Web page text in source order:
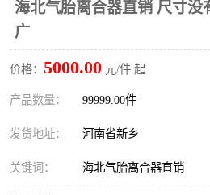
海北气胎离合器直销 尺寸没
广
价格： 5000.00 元/件 起
产品数量： 99999.00件
发货地址： 河南省新乡
关键词： 海北气胎离合器直销